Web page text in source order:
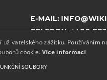
E-MAIL:
TELEFON: +420
zážitku. Používáním
cookie. Více informací
SOUBORY